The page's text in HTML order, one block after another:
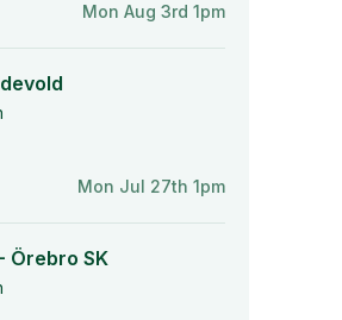
Mon Aug 3rd 1pm
Mon Jul 27th 1pm
Örebro SK